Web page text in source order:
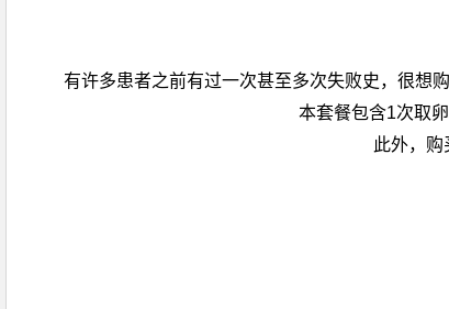
有许多患者之前有过一次甚至多次失败史，很想
本套餐包含1次取
此外，